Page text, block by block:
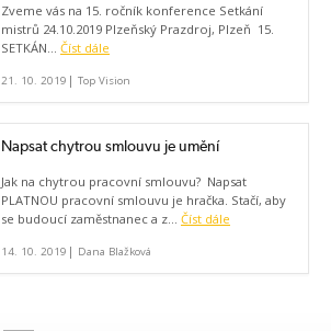
Zveme vás na 15. ročník konference Setkání
mistrů 24.10.2019 Plzeňský Prazdroj, Plzeň 15.
SETKÁN... Číst dále
21. 10. 2019 | Top Vision
Napsat chytrou smlouvu je umění
Jak na chytrou pracovní smlouvu? Napsat
PLATNOU pracovní smlouvu je hračka. Stačí, aby
se budoucí zaměstnanec a z... Číst dále
14. 10. 2019 | Dana Blažková